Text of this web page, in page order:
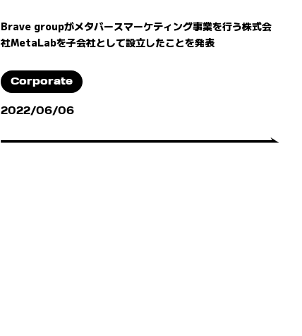
Brave groupがメタバースマーケティング事業を行う株式会
社MetaLabを子会社として設立したことを発表
Corporate
2022/06/06